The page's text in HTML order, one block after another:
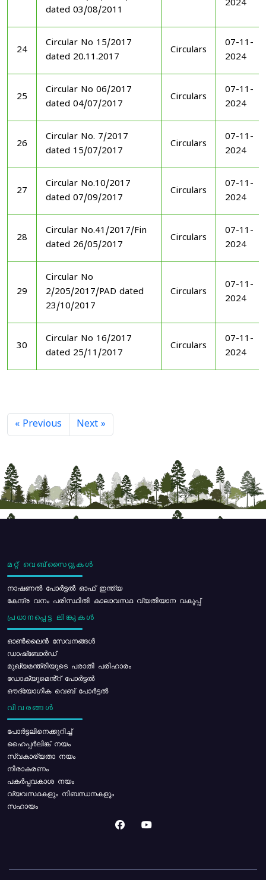
dated 03/08/2011
2024
24
Circular No 15/2017
dated 20.11.2017
Circulars
07-11-
2024
25
Circular No 06/2017
dated 04/07/2017
Circulars
07-11-
2024
26
Circular No. 7/2017
dated 15/07/2017
Circulars
07-11-
2024
27
Circular No.10/2017
dated 07/09/2017
Circulars
07-11-
2024
28
Circular No.41/2017/Fin
dated 26/05/2017
Circulars
07-11-
2024
29
Circular No
2/205/2017/PAD dated
23/10/2017
Circulars
07-11-
2024
30
Circular No 16/2017
dated 25/11/2017
Circulars
07-11-
2024
« Previous Next »
മറ്റ് വെബ്സൈറ്റുകൾ
നാഷണൽ പോർട്ടൽ ഓഫ് ഇന്ത്യ
കേന്ദ്ര വനം പരിസ്ഥിതി കാലാവസ്ഥ വ്യതിയാന വകുപ്പ്
പ്രധാനപ്പെട്ട ലിങ്കുകൾ
ഓൺലൈൻ സേവനങ്ങൾ
ഡാഷ്ബോർഡ്
മുഖ്യമന്ത്രിയുടെ പരാതി പരിഹാരം
ഡോക്യുമെൻ്റ് പോർട്ടൽ
ഔദ്യോഗിക വെബ് പോർട്ടൽ
വിവരങ്ങൾ
പോര്‍ട്ടലിനെക്കുറിച്ച്
ഹൈപ്പർലിങ്ക് നയം
സ്വകാര്യതാ നയം
നിരാകരണം
പകർപ്പവകാശ നയം
വ്യവസ്ഥകളും നിബന്ധനകളും
സഹായം